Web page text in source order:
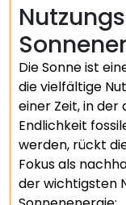
Die Sonne ist
die vielfältige
einer Zeit, in der
Endlichkeit
werden, rückt
Fokus als
der wichtigsten